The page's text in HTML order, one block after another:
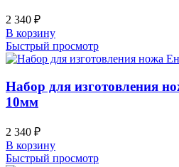
2 340 ₽
В корзину
Быстрый просмотр
Набор для изготовления
10мм
2 340 ₽
В корзину
Быстрый просмотр